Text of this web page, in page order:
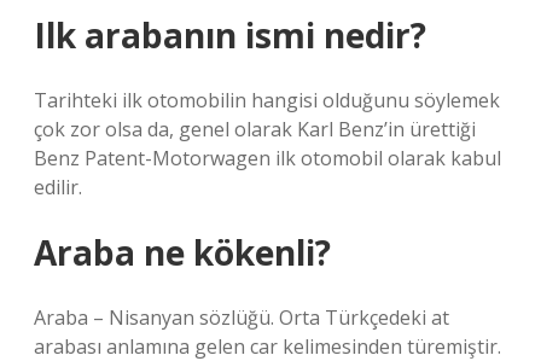
Ilk arabanın ismi nedir?
Tarihteki ilk otomobilin hangisi olduğunu söylemek
çok zor olsa da, genel olarak Karl Benz’in ürettiği
Benz Patent-Motorwagen ilk otomobil olarak kabul
edilir.
Araba ne kökenli?
Araba – Nisanyan sözlüğü. Orta Türkçedeki at
arabası anlamına gelen car kelimesinden türemiştir.